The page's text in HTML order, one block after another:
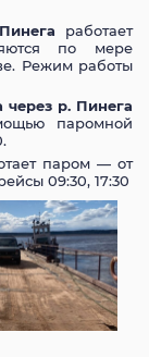
работает
по мере
Режим работы
через р. Пинега
паромной
паром — от
09:30, 17:30